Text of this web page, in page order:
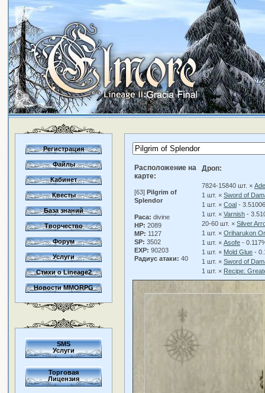
Регистрация
Файлы
Кабинет
Квесты
База знаний
Творчество
Форум
Услуги
Стихи о Lineage2
Новости MMORPG
SMS
Услуги
Торговая
Лицензия
Расположение на
карте:
[63] Pilgrim of
Splendor
Раса: divine
HP: 2089
MP: 1127
SP: 3502
EXP: 90203
Радиус атаки: 40
Дроп:
7824-15840 шт. ×
1 шт. × Sword of
1 шт. × Coal -
1 шт. × Varnish -
20-60 шт. × Silver
1 шт. × Oriharukon
1 шт. × Asofe -
1 шт. × Mold Glue -
1 шт. × Sword of
1 шт. × Recipe: